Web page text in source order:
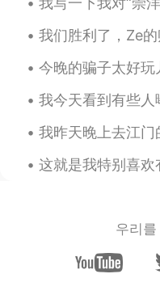
这就 是最起码
人。
四年后，我的
人。
、电
国的文化、 思
透到我的生活
我们胜利了，Ze的账号被移除，但我还不满意。 很多人还是被他欺骗了，并且我相信他
今晚的骗子太好玩儿! 咋知道他们是骗子? 1) 他们的时区和他们说的地方
我今天看到有些人曝光抱怨今天的所有动态都是跟70周年相关的，甚至说刷屏了。 你们真
我昨天晚上去江门的酒吧喝威士忌见到我女朋友的好朋友(现在也是我的好朋友!) 我去柜
这就是我特别喜欢有英语比较高级的语伴，可以谈论比较专业的话题。在这个情况下我们在
우리